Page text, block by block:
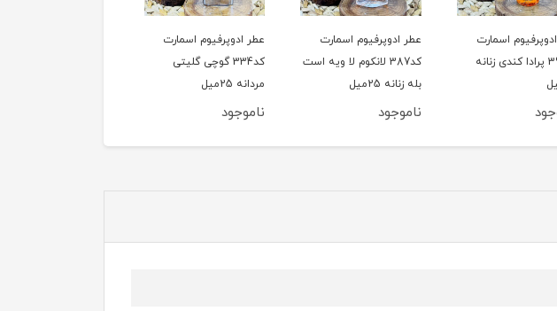
عطر ادوپرفیوم اسمارت
کد387 لانکوم لا ویه است
عطر ادوپرفیوم اسمارت
کد334 گوچی گلیتی
مردانه 25میل
ناموجود
عطر ادوپرفیوم اسمارت
کد247 ورساچه من
ائوفرش مردانه 25میل
ناموجود